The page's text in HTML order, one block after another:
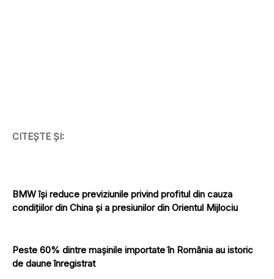
CITEȘTE ȘI:
BMW își reduce previziunile privind profitul din cauza
condițiilor din China și a presiunilor din Orientul Mijlociu
Peste 60% dintre mașinile importate în România au istoric
de daune înregistrat